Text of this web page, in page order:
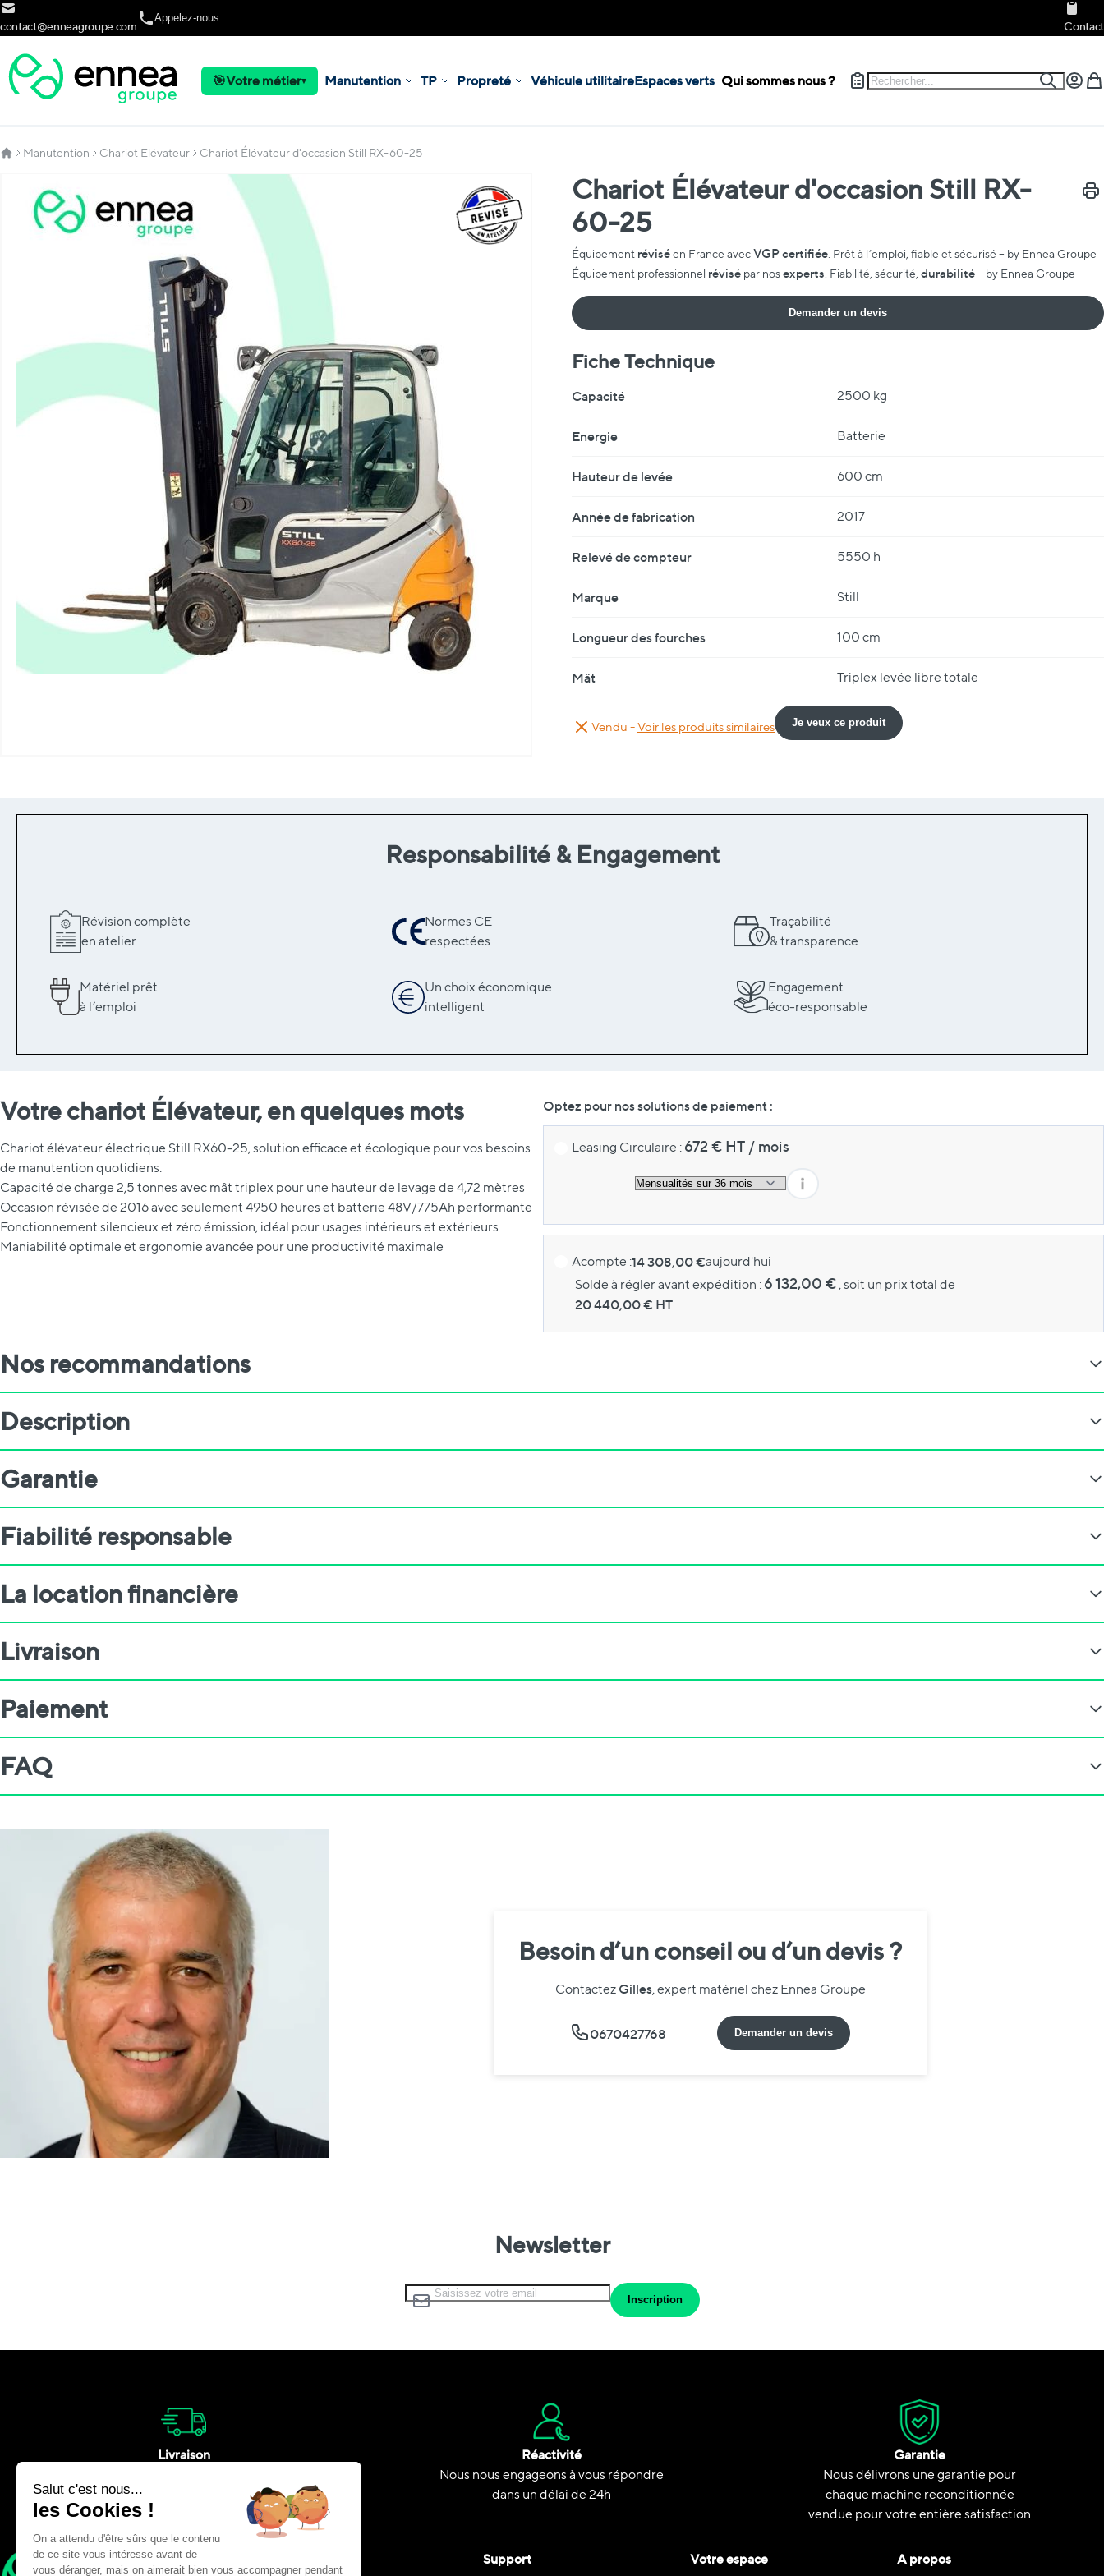
Allez au contenu
contact@enneagroupe.com
Appelez-nous
Contact
Manutention TP Propreté Véhicule utilitaireEspaces verts
🎯Votre métier▾ Qui sommes nous ? Rechercher
Mon
Manutention Chariot Elévateur Chariot Élévateur d'occasion Still RX-60-25
Chariot Élévateur d'occasion Still RX-
60-25
Équipement réviséen France avecVGP certifiée . Prêt à l’emploi, fiable et sécurisé – by Ennea Groupe
Équipement professionnel révisé par nosexperts . Fiabilité, sécurité, durabilité– by Ennea Groupe
Demander un devis
Fiche Technique
Capacité 2500 kg
Energie Batterie
Hauteur de levée 600 cm
Année de fabrication 2017
Relevé de compteur 5550 h
Marque Still
Longueur des fourches 100 cm
Mât Triplex levée libre totale
Vendu -Voir les produits similaires Je veux ce produit
Responsabilité & Engagement
Révision complète
en atelier
Normes CE
respectées
Traçabilité
& transparence
Matériel prêt
à l’emploi
Un choix économique
intelligent
Engagement
éco-responsable
Votre chariot Élévateur, en quelques mots
Chariot élévateur électrique Still RX60-25, solution efficace et écologique pour vos besoins
de manutention quotidiens.
Capacité de charge 2,5 tonnes avec mât triplex pour une hauteur de levage de 4,72 mètres
Occasion révisée de 2016 avec seulement 4950 heures et batterie 48V/775Ah performante
Fonctionnement silencieux et zéro émission, idéal pour usages intérieurs et extérieurs
Maniabilité optimale et ergonomie avancée pour une productivité maximale
Optez pour nos solutions de paiement :
Leasing Circulaire : 672€ HT / mois
Acompte :14 308,00 €aujourd'hui
Solde à régler avant expédition : 6 132,00 € , soit un prix total de
20 440,00€ HT
Nos recommandations
Description
Garantie
Fiabilité responsable
La location financière
Livraison
Paiement
FAQ
Besoin d’un conseil ou d’un devis ?
Contactez Gilles, expert matériel chez Ennea Groupe
0670427768 Demander un devis
Newsletter
Inscription à notre lettre d’information :
Inscription
Livraison Réactivité
Nous nous engageons à vous répondre
dans un délai de 24h
Garantie
Nous délivrons une garantie pour
chaque machine reconditionnée
vendue pour votre entière satisfaction
Support Votre espace A propos